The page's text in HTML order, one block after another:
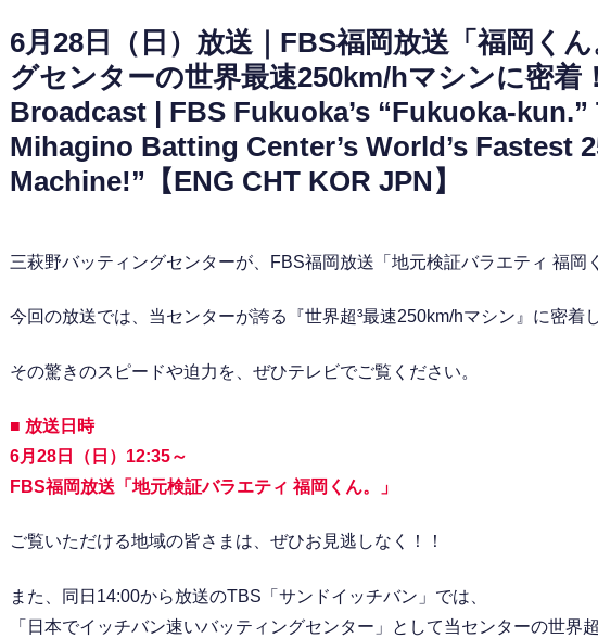
6月28日（日）放送｜FBS福岡放送「福岡く
グセンターの世界最速250km/hマシンに密着
Broadcast | FBS Fukuoka’s “Fukuoka-
Mihagino Batting Center’s World’s Fastest
Machine!”【ENG CHT KOR JPN】
三萩野バッティングセンターが、FBS福岡放送「地元検証バラエティ 福岡
今回の放送では、当センターが誇る『世界超³最速250km/hマシン』に密着
その驚きのスピードや迫力を、ぜひテレビでご覧ください。
■ 放送日時
6月28日（日）12:35～
FBS福岡放送「地元検証バラエティ 福岡くん。」
ご覧いただける地域の皆さまは、ぜひお見逃しなく！！
また、同日14:00から放送のTBS「サンドイッチバン」では、
「日本でイッチバン速いバッティングセンター」として当センターの世界